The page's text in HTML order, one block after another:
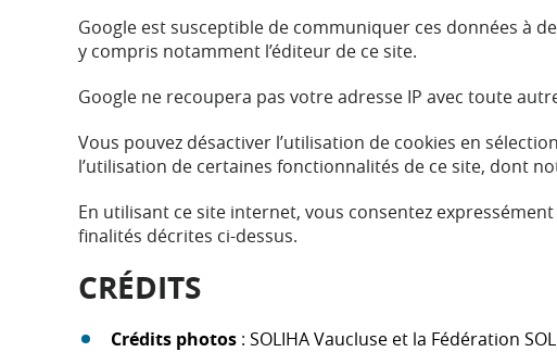
Google est susceptible de communiquer ces données à
y compris notamment l’éditeur de ce site.
Google ne recoupera pas votre adresse IP avec toute
Vous pouvez désactiver l’utilisation de cookies en
l’utilisation de certaines fonctionnalités de ce site, dont
En utilisant ce site internet, vous consentez
finalités décrites ci-dessus.
CRÉDITS
Crédits photos : SOLIHA Vaucluse et la Fédération